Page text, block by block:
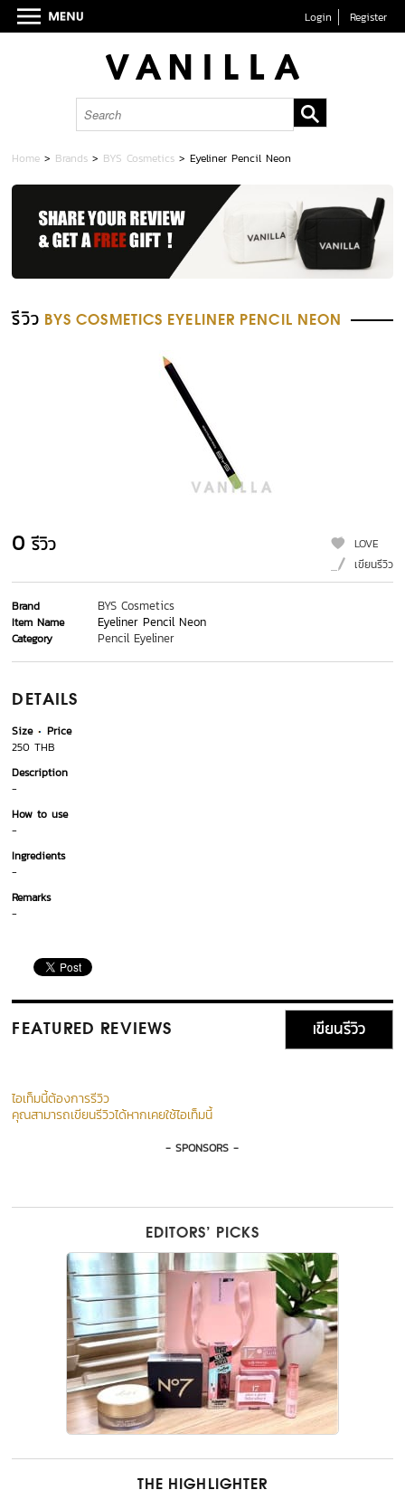
Login Register
Home > Brands > BYS Cosmetics >Eyeliner Pencil Neon
รีวิว BYS COSMETICS EYELINER PENCIL NEON
0 รีวิว
LOVE
เขียนรีวิว
Brand BYS Cosmetics
Item Name Eyeliner Pencil Neon
Category Pencil Eyeliner
DETAILS
Size
Price
250 THB
Description
-
How to use
-
Ingredients
-
Remarks
-
FEATURED REVIEWS เขียนรีวิว
ไอเท็มนี้ต้องการรีวิว
คุณสามารถเขียนรีวิวได้หากเคยใช้ไอเท็มนี้
- SPONSORS -
EDITORS’ PICKS
THE HIGHLIGHTER